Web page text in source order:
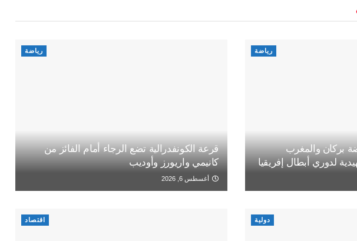
رياضة
بركان والمغرب
لدوري أبطال إفريقيا
رياضة
قرعة الكونفدرالية تضع الرجاء أمام الفائز من
كانيمي واريورز وأوديب
أغسطس 6, 2026
دولية اقتصاد